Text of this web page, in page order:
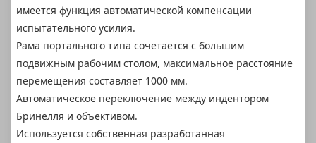
имеется функция автоматической компенсации
испытательного усилия.
Рама портального типа сочетается с большим
подвижным рабочим столом, максимальное расстояние
перемещения составляет 1000 мм.
Автоматическое переключение между индентором
Бринелля и объективом.
Используется собственная разработанная